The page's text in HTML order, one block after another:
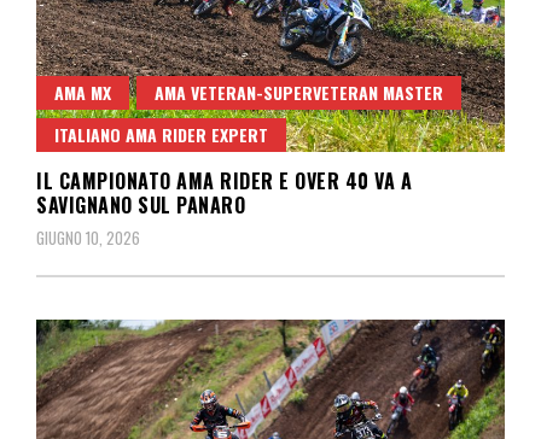
AMA MX
AMA VETERAN-SUPERVETERAN MASTER
ITALIANO AMA RIDER EXPERT
IL CAMPIONATO AMA RIDER E OVER 40 VA A
SAVIGNANO SUL PANARO
GIUGNO 10, 2026